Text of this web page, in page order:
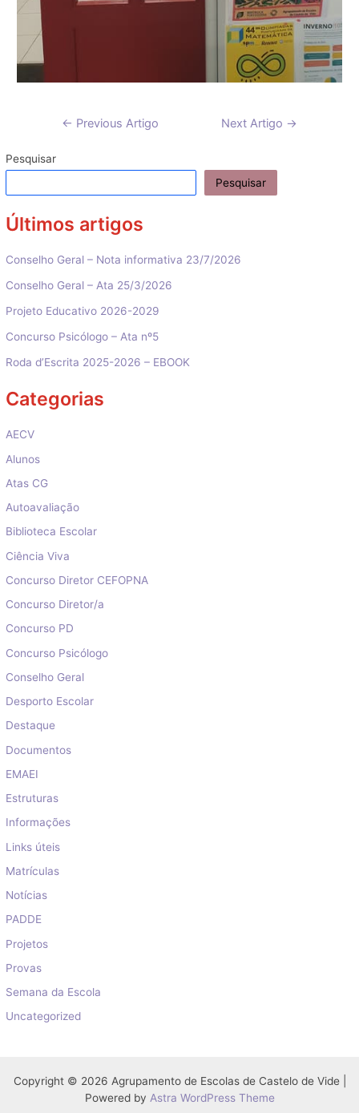
Navegação
artigos
← Previous Artigo Next Artigo →
Pesquisar
Pesquisar
Últimos artigos
Conselho Geral – Nota informativa 23/7/2026
Conselho Geral – Ata 25/3/2026
Projeto Educativo 2026-2029
Concurso Psicólogo – Ata nº5
Roda d’Escrita 2025-2026 – EBOOK
Categorias
AECV
Alunos
Atas CG
Autoavaliação
Biblioteca Escolar
Ciência Viva
Concurso Diretor CEFOPNA
Concurso Diretor/a
Concurso PD
Concurso Psicólogo
Conselho Geral
Desporto Escolar
Destaque
Documentos
EMAEI
Estruturas
Informações
Links úteis
Matrículas
Notícias
PADDE
Projetos
Provas
Semana da Escola
Uncategorized
Copyright © 2026 Agrupamento de Escolas de Castelo de Vide |
Powered by Astra WordPress Theme